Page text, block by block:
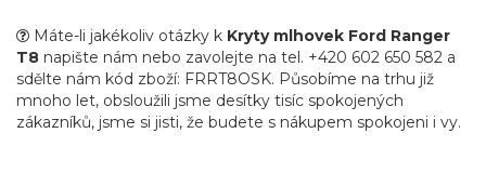
Máte-li jakékoliv otázky k Kryty mlhovek Ford Ranger
T8 napište nám nebo zavolejte na tel. +420 602 650 582 a
sdělte nám kód zboží: FRRT8OSK. Působíme na trhu již
mnoho let, obsloužili jsme desítky tisíc spokojených
zákazníků, jsme si jisti, že budete s nákupem spokojeni i vy.